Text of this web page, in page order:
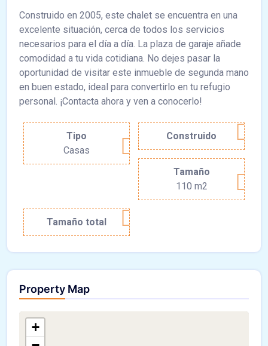
Construido en 2005, este chalet se encuentra en una
excelente situación, cerca de todos los servicios
necesarios para el día a día. La plaza de garaje añade
comodidad a tu vida cotidiana. No dejes pasar la
oportunidad de visitar este inmueble de segunda mano
en buen estado, ideal para convertirlo en tu refugio
personal. ¡Contacta ahora y ven a conocerlo!
Tipo
Casas
Construido
Tamaño
110 m2
Tamaño total
Property Map
+